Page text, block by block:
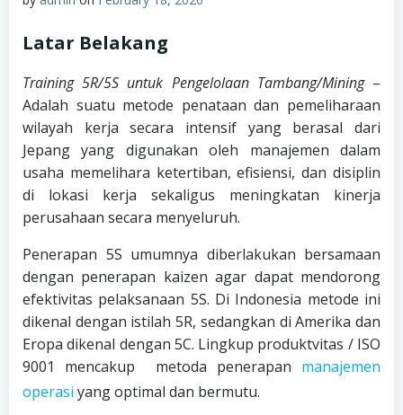
Latar Belakang
Training 5R/5S untuk Pengelolaan Tambang/Mining–
Adalah suatu metode penataan dan pemeliharaan
wilayah kerja secara intensif yang berasal dari
Jepang yang digunakan oleh manajemen dalam
usaha memelihara ketertiban, efisiensi, dan disiplin
di lokasi kerja sekaligus meningkatan kinerja
perusahaan secara menyeluruh.
Penerapan 5S umumnya diberlakukan bersamaan
dengan penerapan kaizen agar dapat mendorong
efektivitas pelaksanaan 5S. Di Indonesia metode ini
dikenal dengan istilah 5R, sedangkan di Amerika dan
Eropa dikenal dengan 5C. Lingkup produktvitas / ISO
9001 mencakup metoda penerapan manajemen
operasi yang optimal dan bermutu.